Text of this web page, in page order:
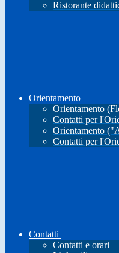
Ristorante
Orientamento
Orientamento
Contatti per
Orientamento
Contatti per
Contatti
Contatti e orari